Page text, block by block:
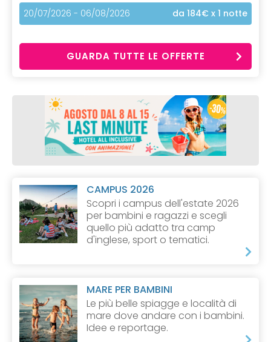
20/07/2026 - 06/08/2026
da 184€ x 1 notte
GUARDA TUTTE LE OFFERTE
CAMPUS 2026
Scopri i campus dell'estate 2026
per bambini e ragazzi e scegli
quello più adatto tra camp
d'inglese, sport o tematici.
MARE PER BAMBINI
Le più belle spiagge e località di
mare dove andare con i bambini.
Idee e reportage.